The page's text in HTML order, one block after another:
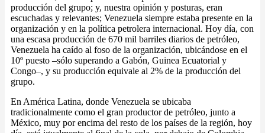
producción del grupo; y, nuestra opinión y posturas, eran
escuchadas y relevantes; Venezuela siempre estaba presente en la
organización y en la política petrolera internacional. Hoy día, con
una escasa producción de 670 mil barriles diarios de petróleo,
Venezuela ha caído al foso de la organización, ubicándose en el
10º puesto –sólo superando a Gabón, Guinea Ecuatorial y
Congo–, y su producción equivale al 2% de la producción del
grupo.
En América Latina, donde Venezuela se ubicaba
tradicionalmente como el gran productor de petróleo, junto a
México, muy por encima del resto de los países de la región, hoy